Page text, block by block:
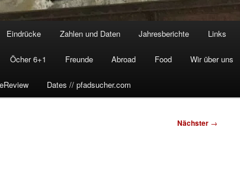
Eindrücke Zahlen und Daten Jahresberichte Links
Öcher 6+1 Freunde Abroad Food Wir über uns
Dates // pfadsucher.com
Nächster →